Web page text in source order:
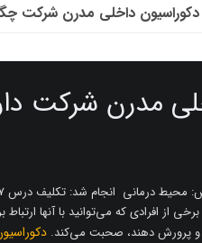
دکوراسیون داخلی مدرن شرکت
مدرن شرکت
درباره برخی از افرادی که می‌توانید با آنها
و پرورش دهند، صحبت می‌کند.